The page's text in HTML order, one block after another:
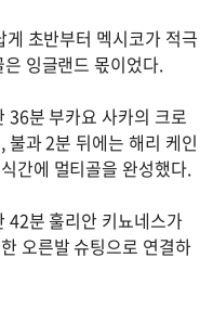
초반부터 멕시코가 적극
잉글랜드 몫이었다.
36분 부카요 사카의 크로
불과 2분 뒤에는 해리 케인
간에 멀티골을 완성했다.
42분 훌리안 키뇨네스가
오른발 슈팅으로 연결하